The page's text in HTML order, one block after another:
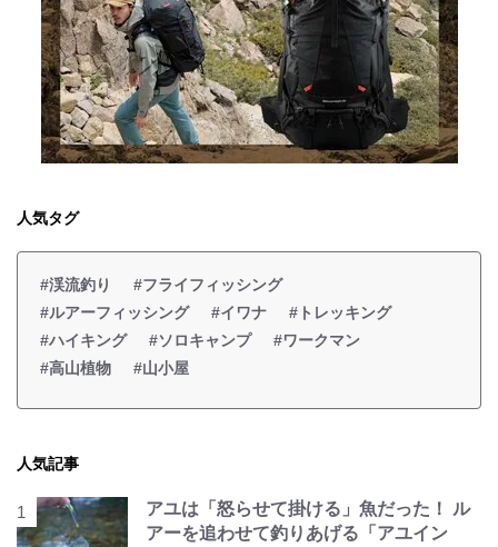
人気タグ
#渓流釣り
#フライフィッシング
#ルアーフィッシング
#イワナ
#トレッキング
#ハイキング
#ソロキャンプ
#ワークマン
#高山植物
#山小屋
人気記事
アユは「怒らせて掛ける」魚だった！ ル
アーを追わせて釣りあげる「アユイン